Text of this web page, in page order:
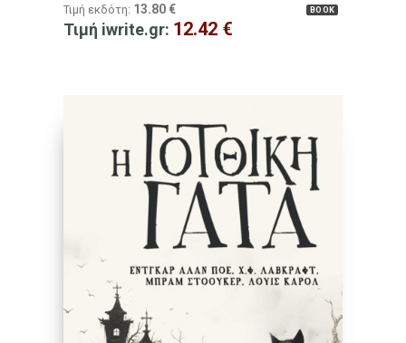
BOOK
Τιμή εκδότη: 13.80 €
Τιμή iwrite.gr: 12.42 €